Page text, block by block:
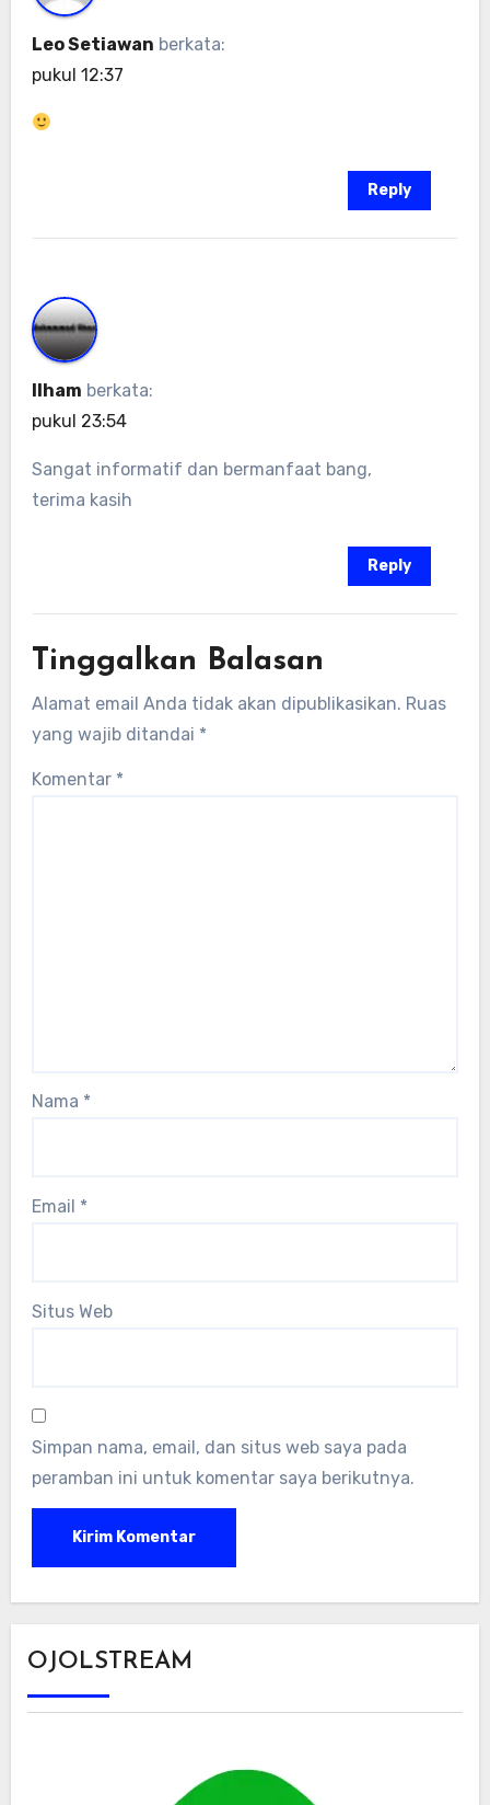
Leo Setiawan berkata:
pukul 12:37
Reply
Ilham berkata:
pukul 23:54
Sangat informatif dan bermanfaat bang,
terima kasih
Reply
Tinggalkan Balasan
Alamat email Anda tidak akan dipublikasikan. Ruas
yang wajib ditandai *
Komentar *
Nama *
Email *
Situs Web
Simpan nama, email, dan situs web saya pada
peramban ini untuk komentar saya berikutnya.
OJOLSTREAM